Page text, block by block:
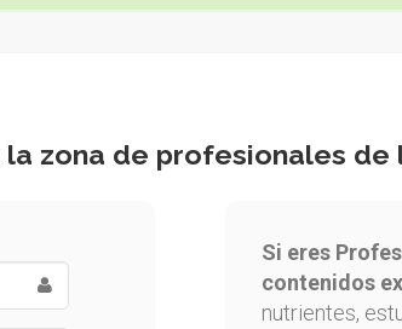
la zona de profesionales de
Si eres
contenidos
nutrientes,